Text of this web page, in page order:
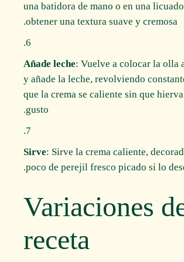
una batidora de mano o en una
obtener una textura suave y cremosa.
Añade leche: Vuelve a colocar la olla
y añade la leche, revolviendo
que la crema se caliente sin que
gusto.
Sirve: Sirve la crema caliente,
poco de perejil fresco picado si lo
Variaciones
receta